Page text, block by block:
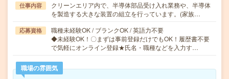
仕事内容
クリーンエリア内で、半導体部品受け入れ業務や、半導体
を製造する大きな装置の組立を行っています。(家族…
応募資格
職種未経験OK / ブランクOK / 英語力不要
◆未経験OK！〇まずは事前登録だけでもOK！履歴書不要
で気軽にオンライン登録★氏名・職種などを入力す…
職場の雰囲気